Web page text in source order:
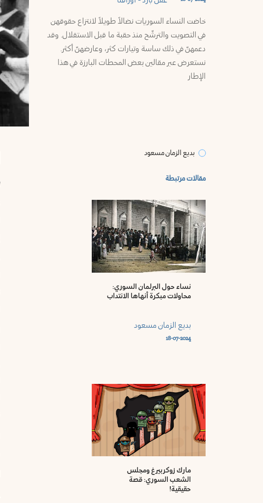
خاضت النساء السوريات نضالاً طويلاً لانتزاع حقوقهن
في التصويت والترشّح منذ حقبة ما قبل الاستقلال. وقد
دعمهنّ في ذلك ساسة وتيارات كثر، وعارضهنّ أكثر.
نستعرض عبر مقالين بعض المحطات البارزة في هذا
الإطار
بديع الزمان مسعود
مقالات مرتبطة
نساء حول البرلمان السوري:
محاولات مبكرة أنهاها الانتداب
بديع الزمان مسعود
18-07-2024
مارك زوكربيرغ ومجلس
الشعب السوري: قصة
حقيقية!